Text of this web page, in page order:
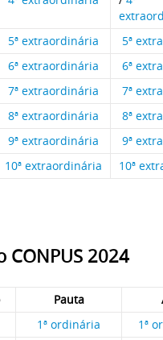
5ª extraordinária
5ª
6ª extraordinária
6ª
7ª extraordinária
7ª
8ª extraordinária
8ª
9ª extraordinária
9ª
10ª extraordinária 10ª
CONPUS 2024
Pauta
1ª ordinária
1ª